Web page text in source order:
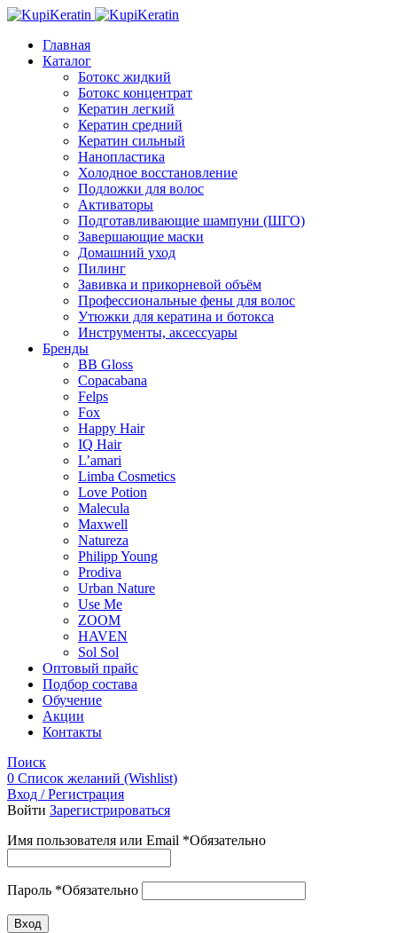
Главная
Каталог
Ботокс жидкий
Ботокс концентрат
Кератин легкий
Кератин средний
Кератин сильный
Нанопластика
Холодное восстановление
Подложки для волос
Активаторы
Подготавливающие шампуни (ШГО)
Завершающие маски
Домашний уход
Пилинг
Завивка и прикорневой объём
Профессиональные фены для волос
Утюжки для кератина и ботокса
Инструменты, аксессуары
Бренды
BB Gloss
Copacabana
Felps
Fox
Happy Hair
IQ Hair
L’amari
Limba Cosmetics
Love Potion
Malecula
Maxwell
Natureza
Philipp Young
Prodiva
Urban Nature
Use Me
ZOOM
HAVEN
Sol Sol
Оптовый прайс
Подбор состава
Обучение
Акции
Контакты
Поиск
0 Список желаний (Wishlist)
Вход / Регистрация
Войти Зарегистрироваться
Имя пользователя или Email *Обязательно
Пароль *Обязательно
Вход